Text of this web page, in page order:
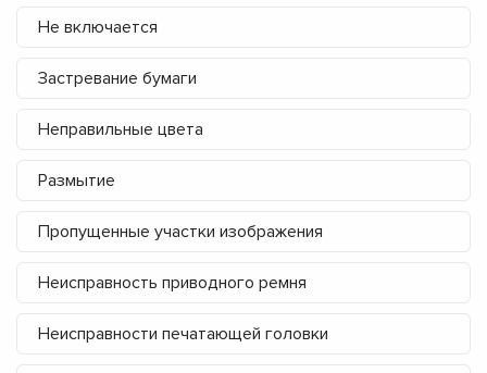
Не включается
Застревание бумаги
Неправильные цвета
Размытие
Пропущенные участки изображения
Неисправность приводного ремня
Неисправности печатающей головки